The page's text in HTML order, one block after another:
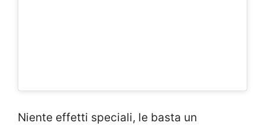
Niente effetti speciali, le basta un